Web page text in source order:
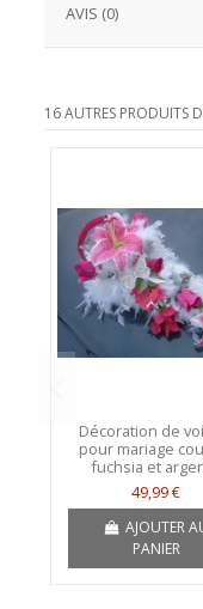
AVIS (0)
16 AUTRES PRODUITS
Décoration de
pour mariage
fuchsia et
49,99 €
AJOUTER
PANIER